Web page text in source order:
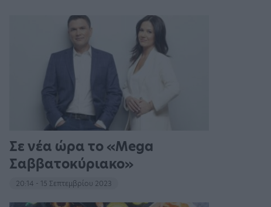
Σε νέα ώρα το «Mega
Σαββατοκύριακο»
20:14 - 15 Σεπτεμβρίου 2023